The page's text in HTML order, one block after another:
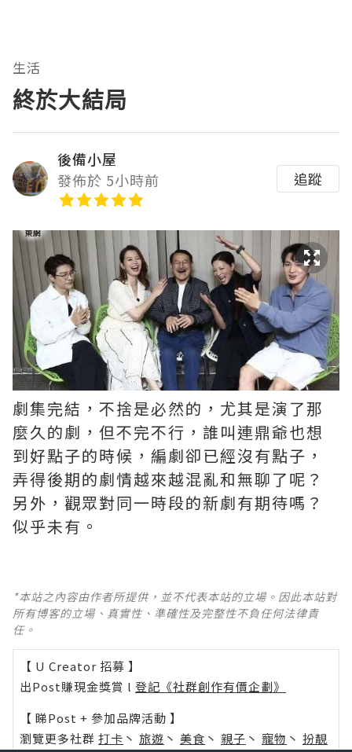
生活
終於大結局
後備小屋
發佈於 5小時前
追蹤
劇集完結，不捨是必然的，尤其是演了那
麼久的劇，但不完不行，誰叫連鼎爺也想
到好點子的時候，編劇卻已經沒有點子，
弄得後期的劇情越來越混亂和無聊了呢？ ​​​
另外，觀眾對同一時段的新劇有期待嗎？
似乎未有。
*本站之內容由作者所提供，並不代表本站的立場。因此本站對
所有博客的立場、真實性、準確性及完整性不負任何法律責
任。
【 U Creator 招募 】
出Post賺現金獎賞 l 登記《社群創作有價企劃》
【 睇Post + 參加品牌活動 】
瀏覽更多社群 打卡 丶 旅遊 丶 美食 丶 親子 丶 寵物 丶 扮靚